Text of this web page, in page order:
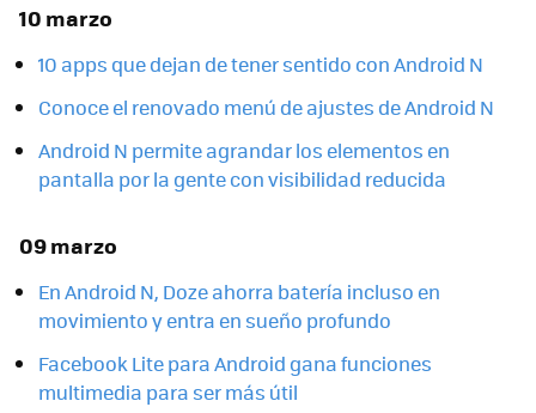
10 marzo
10 apps que dejan de tener sentido con Android N
Conoce el renovado menú de ajustes de Android N
Android N permite agrandar los elementos en
pantalla por la gente con visibilidad reducida
09 marzo
En Android N, Doze ahorra batería incluso en
movimiento y entra en sueño profundo
Facebook Lite para Android gana funciones
multimedia para ser más útil